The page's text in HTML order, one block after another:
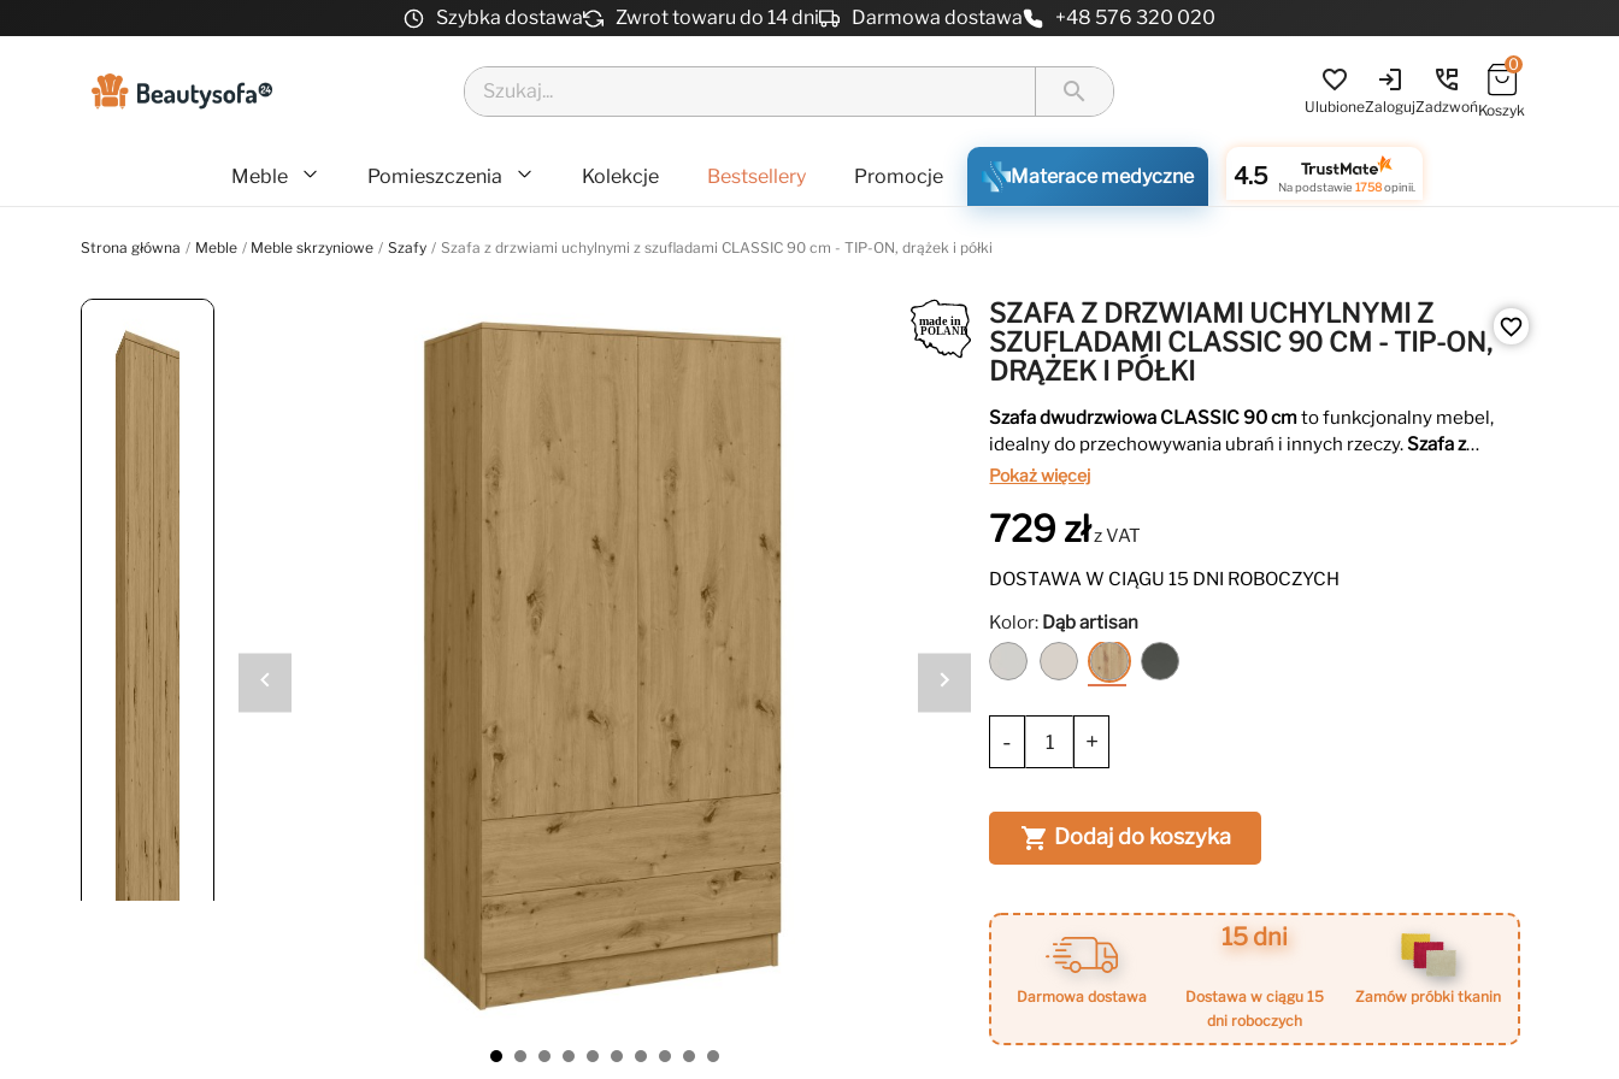
Szybka dostawa Zwrot towaru do 14 dni Darmowa dostawa +48 576 320 020
search favorite_border
Ulubione
login
Zaloguj
perm_phone_msg
Zadzwoń
0
Koszyk
Meble Pomieszczenia Kolekcje Bestsellery Promocje Materace medyczne 4.5 Na podstawie 1758opinii.
Strona główna Meble Meble skrzyniowe Szafy Szafa z drzwiami uchylnymi z szufladami CLASSIC 90 cm - TIP-ON, drążek i półki
SZAFA Z DRZWIAMI UCHYLNYMI Z
SZUFLADAMI CLASSIC 90 CM - TIP-ON,
DRĄŻEK I PÓŁKI
Szafa dwudrzwiowa CLASSIC 90 cmto funkcjonalny mebel,
idealny do przechowywania ubrań i innych rzeczy.Szafa z
drzwiami uchylnymi
przedmiotów.Szafa
pasującym do różnych wnętrz, i solidną konstrukcją,
gwarantującą trwałość przez lata.
Pokaż więcej
729 złz VAT
DOSTAWA W CIĄGU 15 DNI ROBOCZYCH
Kolor: Dąb artisan
Biały KaszmirDąb
artisan
Grafit
- +
 Dodaj do koszyka
darmowa dostawa
15 dni
dostawa w ciągu 15
dni roboczych
zamów próbki tkanin
favorite_border